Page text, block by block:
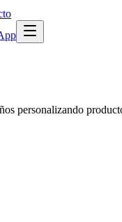
personalizando